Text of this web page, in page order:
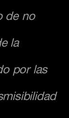
de no
la
por las